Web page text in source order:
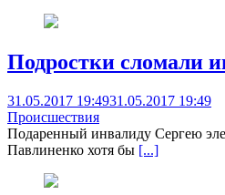
Подростки сломали
31.05.2017 19:4931.05.2017 19:49
Происшествия
Подаренный инвалиду Сергею
Павлиненко хотя бы [...]